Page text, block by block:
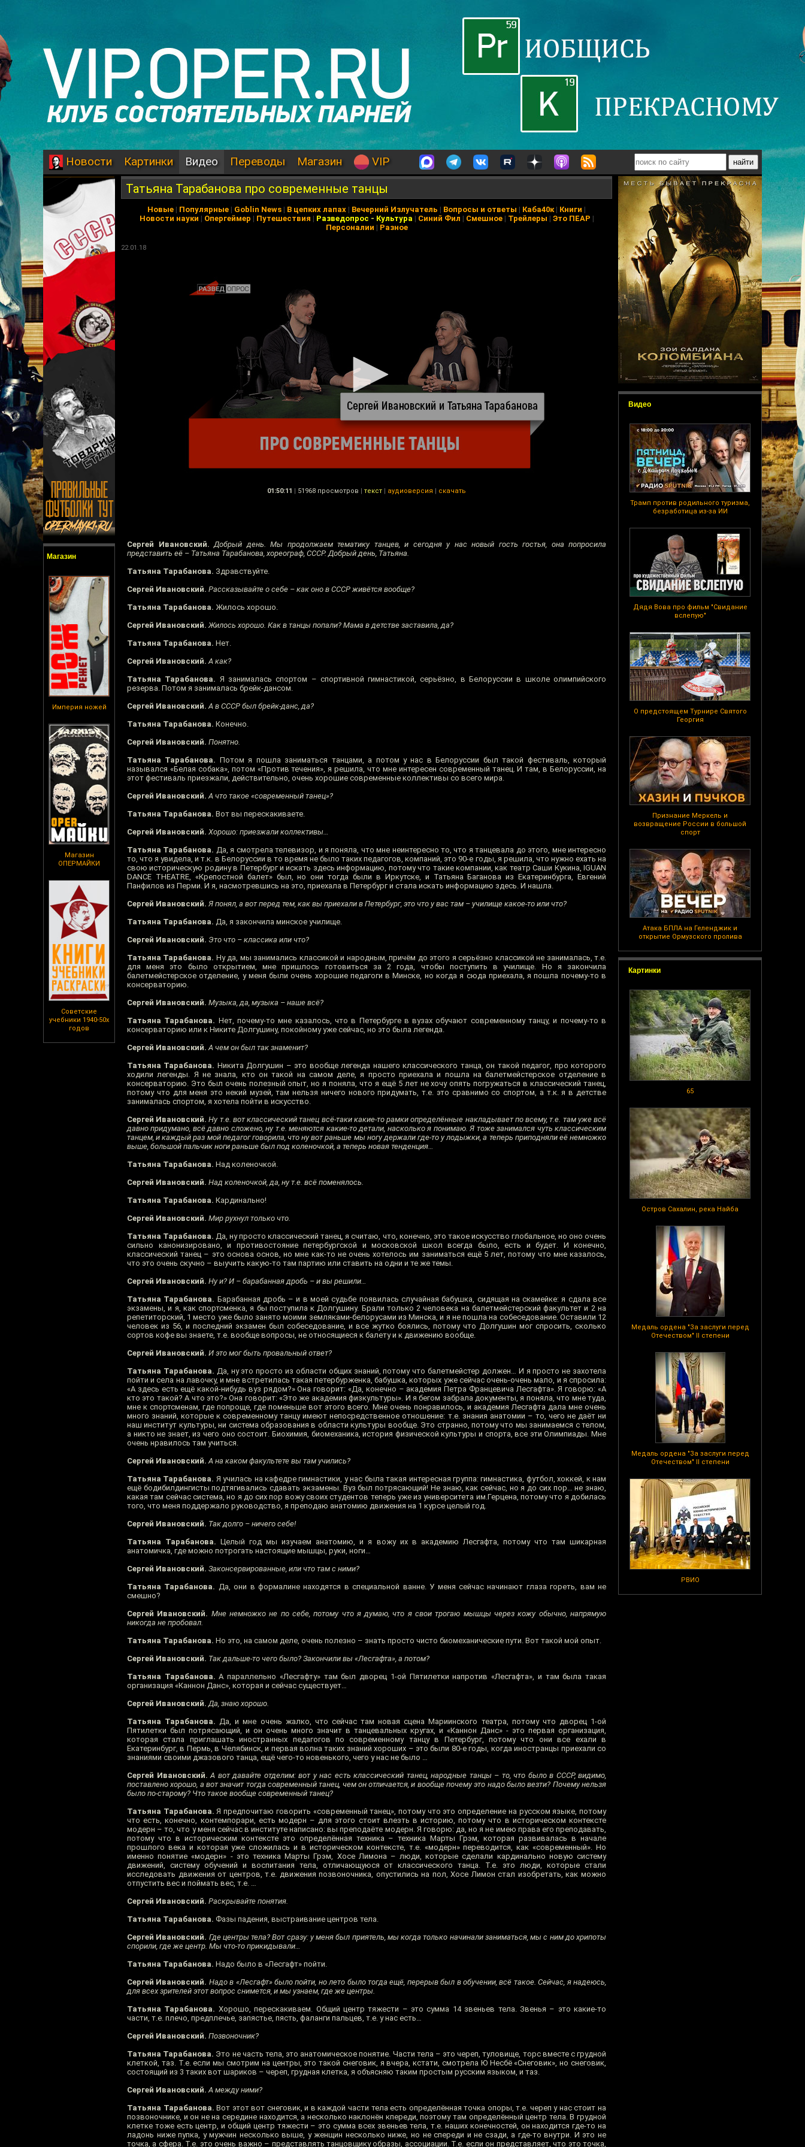
Новости Картинки Видео Переводы Магазин VIP
Магазин
Империя ножей
Магазин
ОПЕРМАЙКИ
Советские
учебники 1940-50х
годов
Видео
Трамп против родильного туризма,
безработица из-за ИИ
Дядя Вова про фильм "Свидание
вслепую"
О предстоящем Турнире Святого
Георгия
Признание Меркель и
возвращение России в большой
спорт
Атака БПЛА на Геленджик и
открытие Ормузского пролива
Картинки
65
Остров Сахалин, река Найба
Медаль ордена "За заслуги перед
Отечеством" II степени
Медаль ордена "За заслуги перед
Отечеством" II степени
РВИО
Татьяна Тарабанова про современные танцы
Новые | Популярные | Goblin News | В цепких лапах | Вечерний Излучатель | Вопросы и ответы | Каба40к| Книги |
Новости науки | Опергеймер | Путешествия | Разведопрос - Культура | Синий Фил | Смешное| Трейлеры | Это ПЕАР |
Персоналии | Разное
22.01.18
01:50:11 | 51968 просмотров | текст | аудиоверсия | скачать
Сергей Ивановский. Добрый день. Мы продолжаем тематику танцев, и сегодня у нас новый гость гостья, она попросила
представить её – Татьяна Тарабанова, хореограф, СССР. Добрый день, Татьяна.
Татьяна Тарабанова. Здравствуйте.
Сергей Ивановский. Рассказывайте о себе – как оно в СССР живётся вообще?
Татьяна Тарабанова. Жилось хорошо.
Сергей Ивановский. Жилось хорошо. Как в танцы попали? Мама в детстве заставила, да?
Татьяна Тарабанова. Нет.
Сергей Ивановский. А как?
Татьяна Тарабанова. Я занималась спортом – спортивной гимнастикой, серьёзно, в Белоруссии в школе олимпийского
резерва. Потом я занималась брейк-дансом.
Сергей Ивановский. А в СССР был брейк-данс, да?
Татьяна Тарабанова. Конечно.
Сергей Ивановский. Понятно.
Татьяна Тарабанова. Потом я пошла заниматься танцами, а потом у нас в Белоруссии был такой фестиваль, который
назывался «Белая собака», потом «Против течения», я решила, что мне интересен современный танец. И там, в Белоруссии, на
этот фестиваль приезжали, действительно, очень хорошие современные коллективы со всего мира.
Сергей Ивановский. А что такое «современный танец»?
Татьяна Тарабанова. Вот вы перескакиваете.
Сергей Ивановский. Хорошо: приезжали коллективы…
Татьяна Тарабанова. Да, я смотрела телевизор, и я поняла, что мне неинтересно то, что я танцевала до этого, мне интересно
то, что я увидела, и т.к. в Белоруссии в то время не было таких педагогов, компаний, это 90-е годы, я решила, что нужно ехать на
свою историческую родину в Петербург и искать здесь информацию, потому что такие компании, как театр Саши Кукина, IGUAN
DANCE THEATRE, «Крепостной балет» был, но они тогда были в Иркутске, и Татьяна Баганова из Екатеринбурга, Евгений
Панфилов из Перми. И я, насмотревшись на это, приехала в Петербург и стала искать информацию здесь. И нашла.
Сергей Ивановский. Я понял, а вот перед тем, как вы приехали в Петербург, это что у вас там – училище какое-то или что?
Татьяна Тарабанова. Да, я закончила минское училище.
Сергей Ивановский. Это что – классика или что?
Татьяна Тарабанова. Ну да, мы занимались классикой и народным, причём до этого я серьёзно классикой не занималась, т.е.
для меня это было открытием, мне пришлось готовиться за 2 года, чтобы поступить в училище. Но я закончила
балетмейстерское отделение, у меня были очень хорошие педагоги в Минске, но когда я сюда приехала, я пошла почему-то в
консерваторию.
Сергей Ивановский. Музыка, да, музыка – наше всё?
Татьяна Тарабанова. Нет, почему-то мне казалось, что в Петербурге в вузах обучают современному танцу, и почему-то в
консерваторию или к Никите Долгушину, покойному уже сейчас, но это была легенда.
Сергей Ивановский. А чем он был так знаменит?
Татьяна Тарабанова. Никита Долгушин – это вообще легенда нашего классического танца, он такой педагог, про которого
ходили легенды. Я не знала, кто он такой на самом деле, я просто приехала и пошла на балетмейстерское отделение в
консерваторию. Это был очень полезный опыт, но я поняла, что я ещё 5 лет не хочу опять погружаться в классический танец,
потому что для меня это некий музей, там нельзя ничего нового придумать, т.е. это сравнимо со спортом, а т.к. я в детстве
занималась спортом, я хотела пойти в искусство.
Сергей Ивановский. Ну т.е. вот классический танец всё-таки какие-то рамки определённые накладывает по всему, т.е. там уже всё
давно придумано, всё давно сложено, ну т.е. меняются какие-то детали, насколько я понимаю. Я тоже занимался чуть классическим
танцем, и каждый раз мой педагог говорила, что ну вот раньше мы ногу держали где-то у лодыжки, а теперь приподняли её немножко
выше, большой пальчик ноги раньше был под коленочкой, а теперь новая тенденция…
Татьяна Тарабанова. Над коленочкой.
Сергей Ивановский. Над коленочкой, да, ну т.е. всё поменялось.
Татьяна Тарабанова. Кардинально!
Сергей Ивановский. Мир рухнул только что.
Татьяна Тарабанова. Да, ну просто классический танец, я считаю, что, конечно, это такое искусство глобальное, но оно очень
сильно канонизировано, и противостояние петербургской и московской школ всегда было, есть и будет. И конечно,
классический танец – это основа основ, но мне как-то не очень хотелось им заниматься ещё 5 лет, потому что мне казалось,
что это очень скучно – выучить какую-то там партию или ставить на одни и те же темы.
Сергей Ивановский. Ну и? И – барабанная дробь – и вы решили…
Татьяна Тарабанова. Барабанная дробь – и в моей судьбе появилась случайная бабушка, сидящая на скамейке: я сдала все
экзамены, и я, как спортсменка, я бы поступила к Долгушину. Брали только 2 человека на балетмейстерский факультет и 2 на
репетиторский, 1 место уже было занято моими земляками-белорусами из Минска, и я не пошла на собеседование. Оставили 12
человек из 56, и последний экзамен был собеседование, и все жутко боялись, потому что Долгушин мог спросить, сколько
сортов кофе вы знаете, т.е. вообще вопросы, не относящиеся к балету и к движению вообще.
Сергей Ивановский. И это мог быть провальный ответ?
Татьяна Тарабанова. Да, ну это просто из области общих знаний, потому что балетмейстер должен… И я просто не захотела
пойти и села на лавочку, и мне встретилась такая петербурженка, бабушка, которых уже сейчас очень-очень мало, и я спросила:
«А здесь есть ещё какой-нибудь вуз рядом?» Она говорит: «Да, конечно – академия Петра Францевича Лесгафта». Я говорю: «А
кто это такой? А что это?» Она говорит: «Это же академия физкультуры». И я бегом забрала документы, я поняла, что мне туда,
мне к спортсменам, где попроще, где поменьше вот этого всего. Мне очень понравилось, и академия Лесгафта дала мне очень
много знаний, которые к современному танцу имеют непосредственное отношение: т.е. знания анатомии – то, чего не даёт ни
наш институт культуры, ни система образования в области культуры вообще. Это странно, потому что мы занимаемся с телом,
а никто не знает, из чего оно состоит. Биохимия, биомеханика, история физической культуры и спорта, все эти Олимпиады. Мне
очень нравилось там учиться.
Сергей Ивановский. А на каком факультете вы там учились?
Татьяна Тарабанова. Я училась на кафедре гимнастики, у нас была такая интересная группа: гимнастика, футбол, хоккей, к нам
ещё бодибилдингисты подтягивались сдавать экзамены. Вуз был потрясающий! Не знаю, как сейчас, но я до сих пор… не знаю,
какая там сейчас система, но я до сих пор вожу своих студентов теперь уже из университета им.Герцена, потому что я добилась
того, что меня поддержало руководство, я преподаю анатомию движения на 1 курсе целый год.
Сергей Ивановский. Так долго – ничего себе!
Татьяна Тарабанова. Целый год мы изучаем анатомию, и я вожу их в академию Лесгафта, потому что там шикарная
анатомичка, где можно потрогать настоящие мышцы, руки, ноги…
Сергей Ивановский. Законсервированные, или что там с ними?
Татьяна Тарабанова. Да, они в формалине находятся в специальной ванне. У меня сейчас начинают глаза гореть, вам не
смешно?
Сергей Ивановский. Мне немножко не по себе, потому что я думаю, что я свои трогаю мышцы через кожу обычно, напрямую
никогда не пробовал.
Татьяна Тарабанова. Но это, на самом деле, очень полезно – знать просто чисто биомеханические пути. Вот такой мой опыт.
Сергей Ивановский. Так дальше-то чего было? Закончили вы «Лесгафта», а потом?
Татьяна Тарабанова. А параллельно «Лесгафту» там был дворец 1-ой Пятилетки напротив «Лесгафта», и там была такая
организация «Каннон Данс», которая и сейчас существует…
Сергей Ивановский. Да, знаю хорошо.
Татьяна Тарабанова. Да, и мне очень жалко, что сейчас там новая сцена Мариинского театра, потому что дворец 1-ой
Пятилетки был потрясающий, и он очень много значит в танцевальных кругах, и «Каннон Данс» - это первая организация,
которая стала приглашать иностранных педагогов по современному танцу в Петербург, потому что они все ехали в
Екатеринбург, в Пермь, в Челябинск, и первая волна таких знаний хороших – это были 80-е годы, когда иностранцы приехали со
знаниями своими джазового танца, ещё чего-то новенького, чего у нас не было …
Сергей Ивановский. А вот давайте отделим: вот у нас есть классический танец, народные танцы – то, что было в СССР, видимо,
поставлено хорошо, а вот значит тогда современный танец, чем он отличается, и вообще почему это надо было везти? Почему нельзя
было по-старому? Что такое вообще современный танец?
Татьяна Тарабанова. Я предпочитаю говорить «современный танец», потому что это определение на русском языке, потому
что есть, конечно, контемпорари, есть модерн – для этого стоит влезть в историю, потому что в историческом контексте
модерн – то, что у меня сейчас в институте написано: вы преподаёте модерн. Я говорю: да, но я не имею права его преподавать,
потому что в историческим контексте это определённая техника – техника Марты Грэм, которая развивалась в начале
прошлого века и которая уже сложилась и в историческом контексте, т.е. «модерн» переводится, как «современный». Но
именно понятие «модерн» - это техника Марты Грэм, Хосе Лимона – люди, которые сделали кардинально новую систему
движений, систему обучений и воспитания тела, отличающуюся от классического танца. Т.е. это люди, которые стали
исследовать движения от центров, т.е. движения позвоночника, опустились на пол, Хосе Лимон стал изобретать, как можно
отпустить вес и поймать вес, т.е. …
Сергей Ивановский. Раскрывайте понятия.
Татьяна Тарабанова. Фазы падения, выстраивание центров тела.
Сергей Ивановский. Где центры тела? Вот сразу: у меня был приятель, мы когда только начинали заниматься, мы с ним до хрипоты
спорили, где же центр. Мы что-то прикидывали…
Татьяна Тарабанова. Надо было в «Лесгафт» пойти.
Сергей Ивановский. Надо в «Лесгафт» было пойти, но лето было тогда ещё, перерыв был в обучении, всё такое. Сейчас, я надеюсь,
для всех зрителей этот вопрос снимется, и мы узнаем, где же центры.
Татьяна Тарабанова. Хорошо, перескакиваем. Общий центр тяжести – это сумма 14 звеньев тела. Звенья – это какие-то
части, т.е. плечо, предплечье, запястье, пясть, фаланги пальцев, т.е. у нас есть…
Сергей Ивановский. Позвоночник?
Татьяна Тарабанова. Это не часть тела, это анатомическое понятие. Части тела – это череп, туловище, торс вместе с грудной
клеткой, таз. Т.е. если мы смотрим на центры, это такой снеговик, я вчера, кстати, смотрела Ю Несбё «Снеговик», но снеговик,
состоящий из 3 таких вот шариков – череп, грудная клетка, я объясняю таким простым русским языком, и таз.
Сергей Ивановский. А между ними?
Татьяна Тарабанова. Вот этот вот снеговик, и в каждой части тела есть определённая точка опоры, т.е. череп у нас стоит на
позвоночнике, и он не на середине находится, а несколько наклонён кпереди, поэтому там определённый центр тела. В грудной
клетке тоже есть центр, и общий центр тяжести – это сумма всех звеньев тела, т.е. наших конечностей, он находится где-то на
ладонь ниже пупка, у мужчин несколько выше, у женщин несколько ниже, но не спереди и не сзади, а где-то внутри. И это не
точка, а сфера. Т.е. это очень важно – представлять танцовщику образы, ассоциации. Т.е. если он представляет, что это точка,